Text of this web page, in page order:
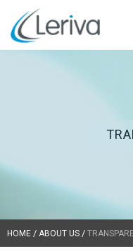
HOME / ABOUT US /